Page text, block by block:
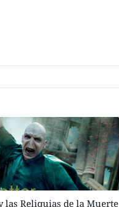
las Reliquias de la Muerte